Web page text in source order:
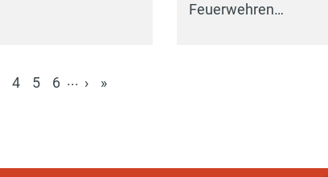
Feuerwehren…
4 5 6 ... › »